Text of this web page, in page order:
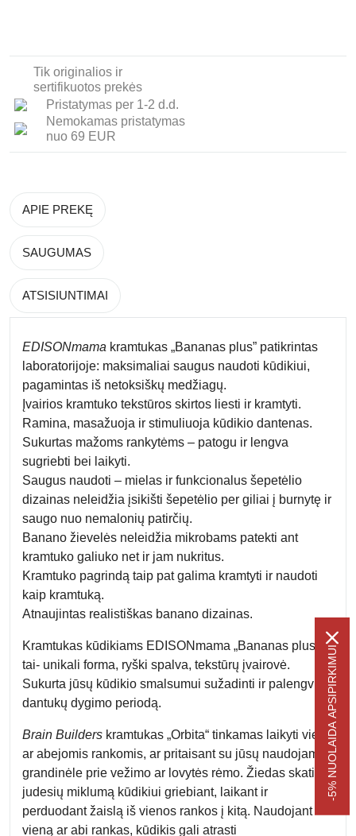
Tik originalios ir
sertifikuotos prekės
Pristatymas per 1-2 d.d.
Nemokamas pristatymas
nuo 69 EUR
APIE PREKĘ
SAUGUMAS
ATSISIUNTIMAI
EDISONmama kramtukas „Bananas plus” patikrintas
laboratorijoje: maksimaliai saugus naudoti kūdikiui,
pagamintas iš netoksiškų medžiagų.
Įvairios kramtuko tekstūros skirtos liesti ir kramtyti.
Ramina, masažuoja ir stimuliuoja kūdikio dantenas.
Sukurtas mažoms rankytėms – patogu ir lengva
sugriebti bei laikyti.
Saugus naudoti – mielas ir funkcionalus šepetėlio
dizainas neleidžia įsikišti šepetėlio per giliai į burnytę ir
saugo nuo nemalonių patirčių.
Banano žievelės neleidžia mikrobams patekti ant
kramtuko galiuko net ir jam nukritus.
Kramtuko pagrindą taip pat galima kramtyti ir naudoti
kaip kramtuką.
Atnaujintas realistiškas banano dizainas.
Kramtukas kūdikiams EDISONmama „Bananas plus”
tai- unikali forma, ryški spalva, tekstūrų įvairovė.
Sukurta jūsų kūdikio smalsumui sužadinti ir palengvinti
dantukų dygimo periodą.
Brain Builders kramtukas „Orbita“ tinkamas laikyti viena
ar abejomis rankomis, ar pritaisant su jūsų naudojama
grandinėle prie vežimo ar lovytės rėmo. Žiedas skatina
judesių miklumą kūdikiui griebiant, laikant ir
perduodant žaislą iš vienos rankos į kitą. Naudojant
vieną ar abi rankas, kūdikis gali atrasti
-5% NUOLAIDA APSIPIRKIMUI